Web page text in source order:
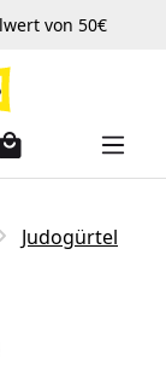
von 50€
Judogürtel